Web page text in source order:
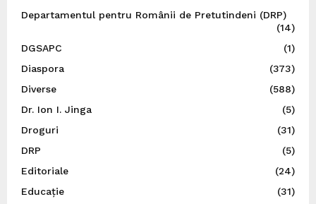
Departamentul pentru Românii de Pretutindeni (DRP)
(14)
DGSAPC
(1)
Diaspora
(373)
Diverse
(588)
Dr. Ion I. Jinga
(5)
Droguri
(31)
DRP
(5)
Editoriale
(24)
Educație
(31)